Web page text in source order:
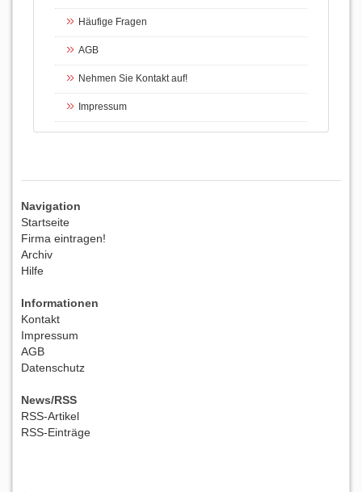
Häufige Fragen
AGB
Nehmen Sie Kontakt auf!
Impressum
Navigation
Startseite
Firma eintragen!
Archiv
Hilfe
Informationen
Kontakt
Impressum
AGB
Datenschutz
News/RSS
RSS-Artikel
RSS-Einträge